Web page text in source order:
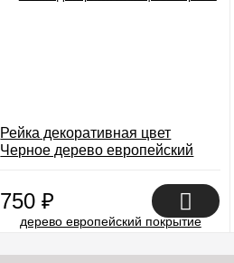
Рейка декоративная цвет
Черное дерево европейский
750₽